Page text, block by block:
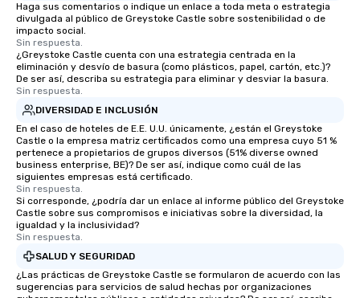
Haga sus comentarios o indique un enlace a toda meta o estrategia
divulgada al público de Greystoke Castle sobre sostenibilidad o de
impacto social.
Sin respuesta.
¿Greystoke Castle cuenta con una estrategia centrada en la
eliminación y desvío de basura (como plásticos, papel, cartón, etc.)?
De ser así, describa su estrategia para eliminar y desviar la basura.
Sin respuesta.
DIVERSIDAD E INCLUSIÓN
En el caso de hoteles de E.E. U.U. únicamente, ¿están el Greystoke
Castle o la empresa matriz certificados como una empresa cuyo 51 %
pertenece a propietarios de grupos diversos (51% diverse owned
business enterprise, BE)? De ser así, indique como cuál de las
siguientes empresas está certificado.
Sin respuesta.
Si corresponde, ¿podría dar un enlace al informe público del Greystoke
Castle sobre sus compromisos e iniciativas sobre la diversidad, la
igualdad y la inclusividad?
Sin respuesta.
SALUD Y SEGURIDAD
¿Las prácticas de Greystoke Castle se formularon de acuerdo con las
sugerencias para servicios de salud hechas por organizaciones